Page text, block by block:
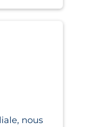
nous